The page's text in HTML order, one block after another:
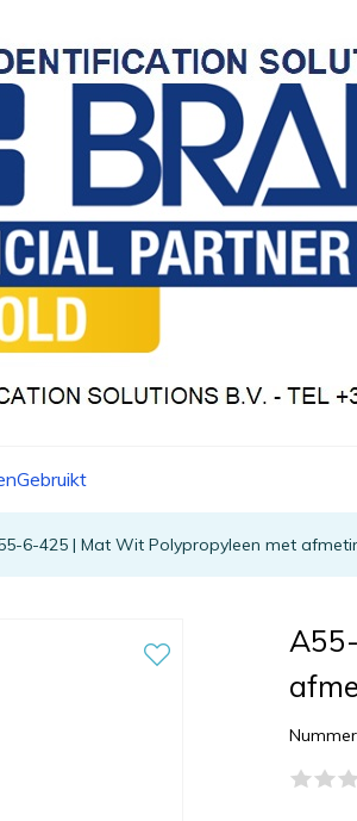
Gebruikt
6-425 | Mat Wit Polypropyleen met